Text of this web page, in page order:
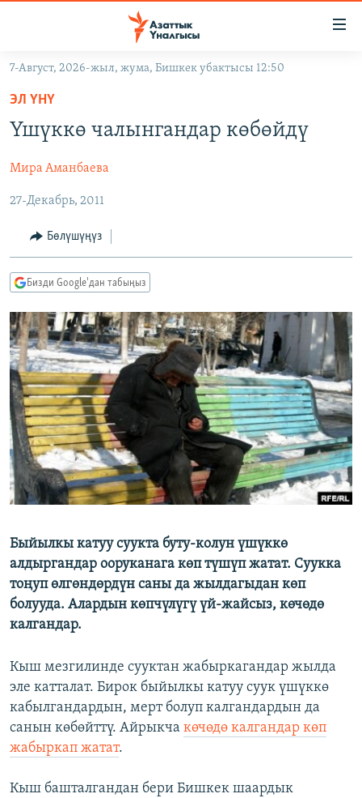
Навигацияга
өтүңүз
Издөөгө
салыңызКЫРГЫЗСТАН
САЯСАТ
ЭКОНОМИКА
МАДАНИЯТ
ДҮЙНӨ
ДҮЙНӨ
БОРБОР АЗИЯ
УКРАИНА
АТАЙЫН ИЛИКТӨӨ
ТВ ПРОГРАММАЛАР
БҮГҮН АЗАТТЫКТА
ЭКСПЕРТТЕР ТАЛДАЙТ
БИЗ ЖАНА ДҮЙНӨ
ДАНИСТЕ
ЭЖЕ-СИҢДИЛЕР
АЗАТТЫК+
ЫҢГАЙСЫЗ СУРООЛОР
ПОДКАСТ
ӨЗГӨЧӨ ПИКИР
Русский
ОНЛАЙН ШЕРИНЕ
ЭЕ/АРнун бардык сайттары
7-Август, 2026-жыл, жума, Бишкек убактысы 12:50
ЭЛ ҮНҮ
Үшүккө чалынгандар көбөйдү
Мира Аманбаева
27-Декабрь, 2011
Бөлүшүңүз
Бизди Google'дан табыңыз
Быйылкы катуу суукта буту-колун үшүккө
алдыргандар ооруканага көп түшүп жатат. Суукка
тоңуп өлгөндөрдүн саны да жылдагыдан көп
болууда. Алардын көпчүлүгү үй-жайсыз, көчөдө
калгандар.
Кыш мезгилинде сууктан жабыркагандар жылда
эле катталат. Бирок быйылкы катуу суук үшүккө
кабылгандардын, мерт болуп калгандардын да
санын көбөйттү. Айрыкча көчөдө калгандар көп
жабыркап жатат.
Кыш башталгандан бери Бишкек шаардык